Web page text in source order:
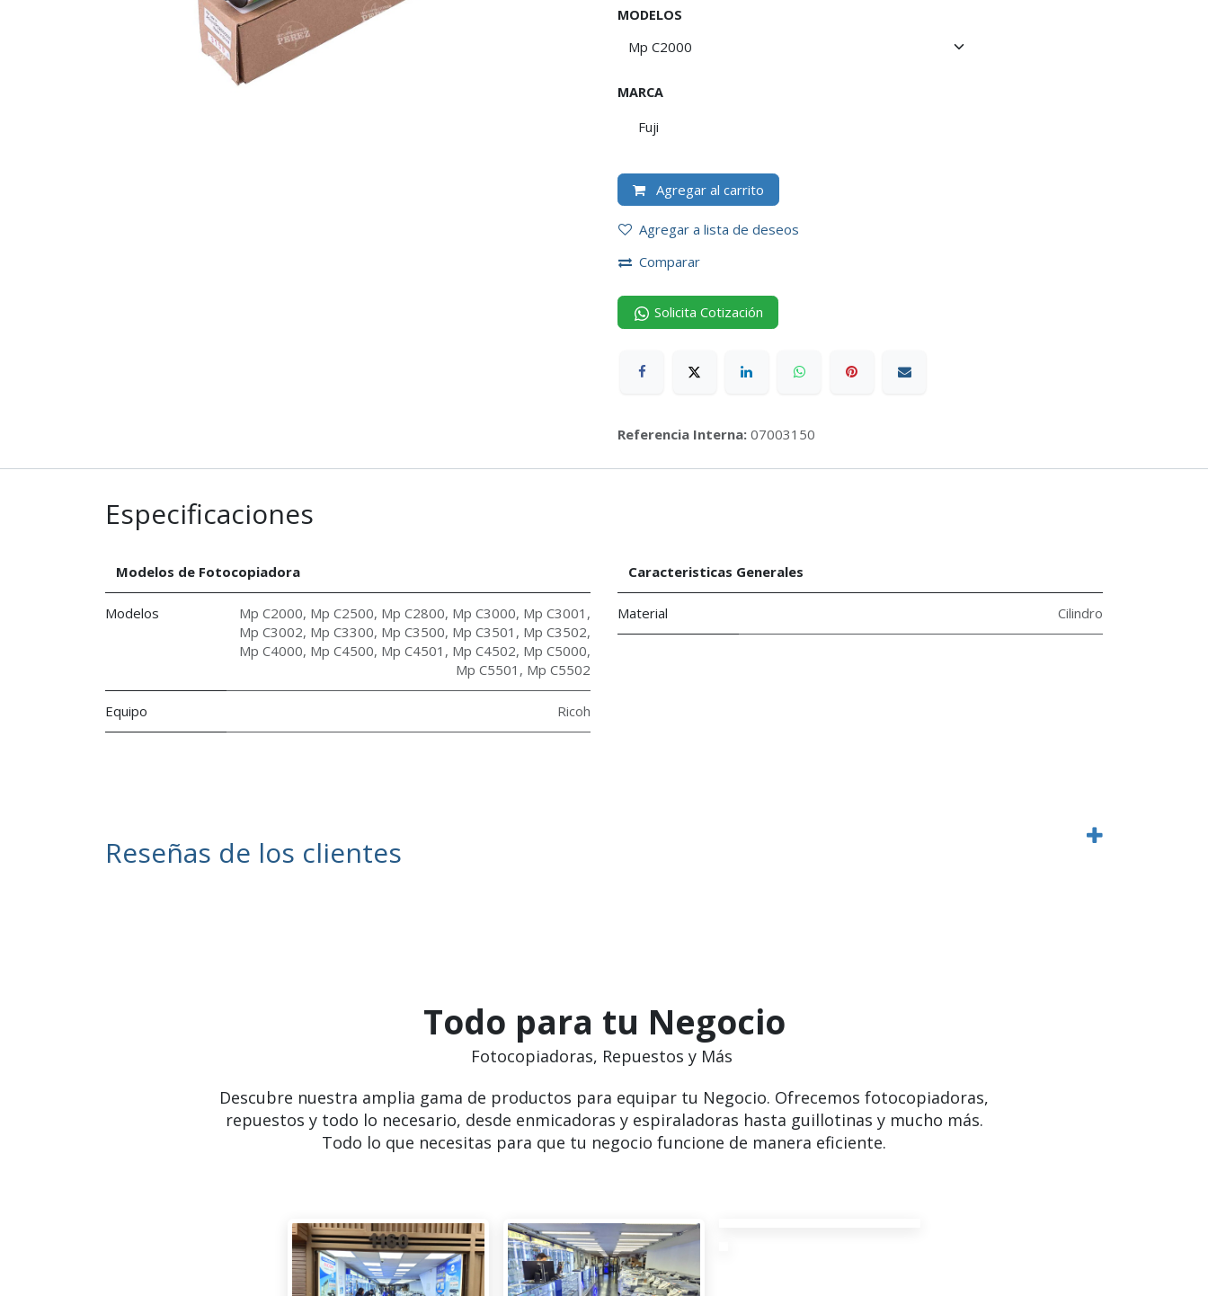
MODELOS
MARCA
Fuji
Agregar al carrito
Agregar a lista de deseos
Comparar
Solicita Cotización
Referencia Interna: 07003150
Especificaciones
Modelos de Fotocopiadora
Modelos Mp C2000, Mp C2500, Mp C2800, Mp C3000, Mp C3001 ,
Mp C3002, Mp C3300, Mp C3500, Mp C3501 , Mp C3502,
Mp C4000, Mp C4500, Mp C4501 , Mp C4502, Mp C5000,
Mp C5501 , Mp C5502
Equipo Ricoh
Caracteristicas Generales
Material Cilindro
Reseñas de los clientes
Todo para tu Negocio
Fotocopiadoras, Repuestos y Más
Descubre nuestra amplia gama de productos para equipar tu Negocio. Ofrecemos fotocopiadoras,
repuestos y todo lo necesario, desde enmicadoras y espiraladoras hasta guillotinas y mucho más.
Todo lo que necesitas para que tu negocio funcione de manera eficiente.